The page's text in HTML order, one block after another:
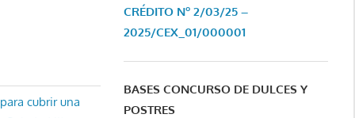
cubrir una
CRÉDITO Nº 2/03/25 –
2025/CEX_01/000001
BASES CONCURSO DE DULCES Y
POSTRES